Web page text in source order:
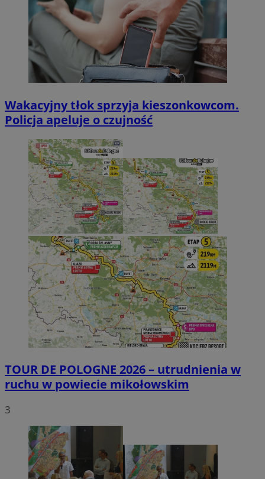
Wakacyjny tłok sprzyja kieszonkowcom.
Policja apeluje o czujność
TOUR DE POLOGNE 2026 – utrudnienia w
ruchu w powiecie mikołowskim
3